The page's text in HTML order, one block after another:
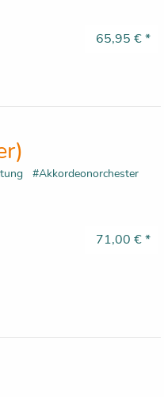
65,95 €*
#Akkordeonorchester
71,00 €*